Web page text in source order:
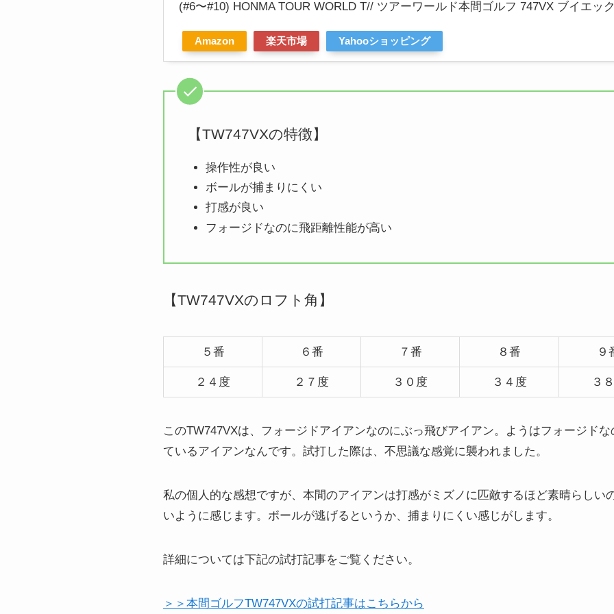
(#6〜#10) HONMA TOUR WORLD T// ツアーワールド本間ゴルフ 747VX ブイエッ
Amazon 楽天市場 Yahooショッピング
【TW747VXの特徴】
操作性が良い
ボールが捕まりにくい
打感が良い
フォージドなのに飛距離性能が高い
【TW747VXのロフト角】
５番 ６番 ７番 ８番 ９
２４度 ２７度 ３０度 ３４度 ３
このTW747VXは、フォージドアイアンなのにぶっ飛びアイアン。ようはフォージド
ているアイアンなんです。試打した際は、不思議な感覚に襲われました。
私の個人的な感想ですが、本間のアイアンは打感がミズノに匹敵するほど素晴らしい
いように感じます。ボールが逃げるというか、捕まりにくい感じがします。
詳細については下記の試打記事をご覧ください。
＞＞本間ゴルフTW747VXの試打記事はこちらから